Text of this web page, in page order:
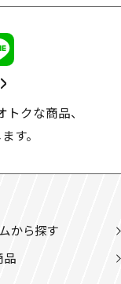
クな商品、
す。
から探す
品